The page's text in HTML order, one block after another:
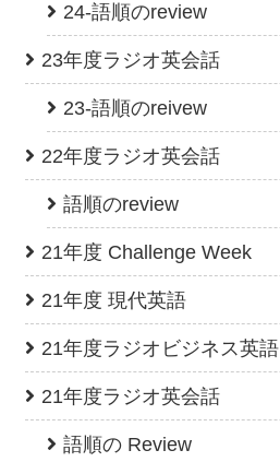
24-語順のreview
23年度ラジオ英会話
23-語順のreivew
22年度ラジオ英会話
語順のreview
21年度 Challenge Week
21年度 現代英語
21年度ラジオビジネス英語
21年度ラジオ英会話
語順の Review